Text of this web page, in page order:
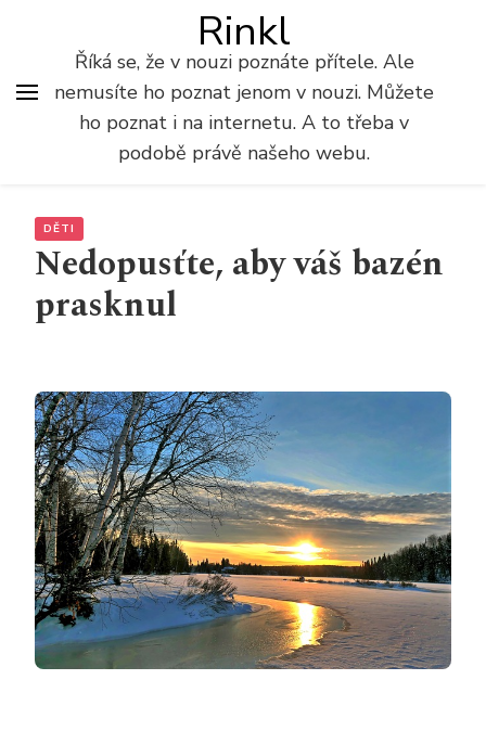
Rinkl
Říká se, že v nouzi poznáte přítele. Ale
nemusíte ho poznat jenom v nouzi. Můžete
ho poznat i na internetu. A to třeba v
podobě právě našeho webu.
DĚTI
Nedopusťte, aby váš bazén
prasknul